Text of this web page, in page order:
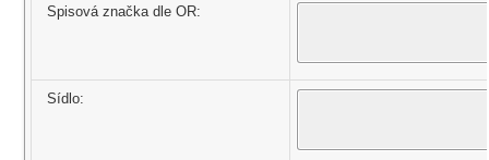
Spisová značka dle OR:
Sídlo: